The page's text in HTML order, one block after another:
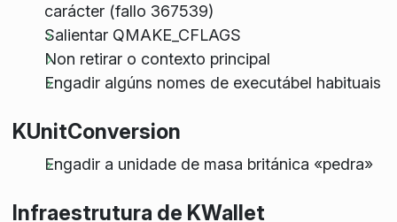
carácter (fallo 367539)
Salientar QMAKE_CFLAGS
Non retirar o contexto principal
Engadir algúns nomes de executábel habituais
KUnitConversion
Engadir a unidade de masa británica «pedra»
Infraestrutura de KWallet